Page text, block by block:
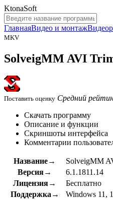
KtonaSoft
ГлавнаяВидео и монтаж
MKV
SolveigMM AVI
Поставить оценку Средний
Скачать программу
Описание и функции
Скриншоты интерфейса
Комментарии
Название→
SolveigMM
Версия→
6.1.1811.14
Лицензия→
Бесплатно
Поддержка→
Windows 11,